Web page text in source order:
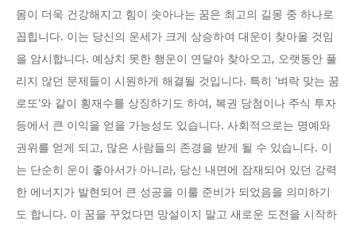
몸이 더욱 건강해지고 힘이 솟아나는 꿈은 최고의 길몽 중 하나로
꼽힙니다. 이는 당신의 운세가 크게 상승하여 대운이 찾아올 것임
을 암시합니다. 예상치 못한 행운이 연달아 찾아오고, 오랫동안 풀
리지 않던 문제들이 시원하게 해결될 것입니다. 특히 '벼락 맞는 꿈
로또'와 같이 횡재수를 상징하기도 하여, 복권 당첨이나 주식 투자
등에서 큰 이익을 얻을 가능성도 있습니다. 사회적으로는 명예와
권위를 얻게 되고, 많은 사람들의 존경을 받게 될 수 있습니다. 이
는 단순히 운이 좋아서가 아니라, 당신 내면에 잠재되어 있던 강력
한 에너지가 발현되어 큰 성공을 이룰 준비가 되었음을 의미하기
도 합니다. 이 꿈을 꾸었다면 망설이지 말고 새로운 도전을 시작하